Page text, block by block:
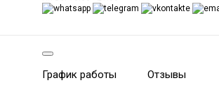
График работы Отзывы